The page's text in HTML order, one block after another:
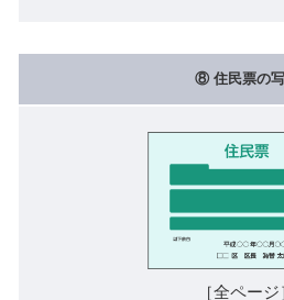
⑧ 住民票の
［全ページ